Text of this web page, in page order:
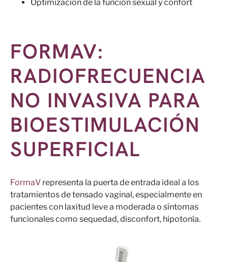
Optimización de la función sexual y confort
FORMAV:
RADIOFRECUENCIA
NO INVASIVA PARA
BIOESTIMULACIÓN
SUPERFICIAL
FormaV representa la puerta de entrada ideal a los
tratamientos de tensado vaginal, especialmente en
pacientes con laxitud leve a moderada o síntomas
funcionales como sequedad, disconfort, hipotonía.